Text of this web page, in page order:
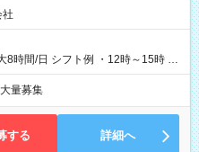
社
時間/日 シフト例 ・12時～15時 入
認の上、申請してください。
量募集
する 詳細へ